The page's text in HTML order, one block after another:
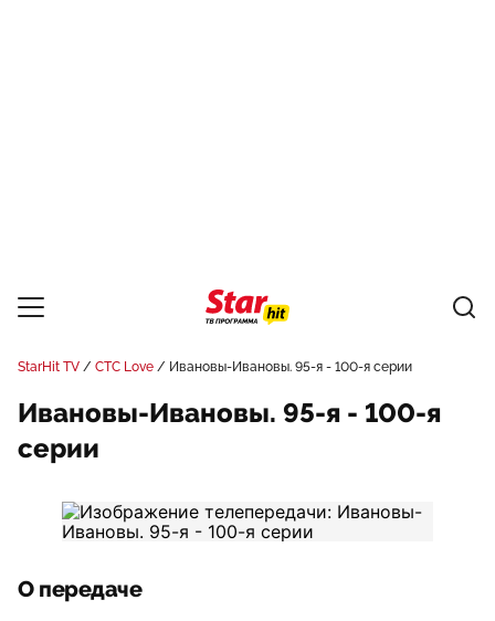
StarHit TV СТС Love Ивановы-Ивановы. 95-я - 100-я серии
Ивановы-Ивановы. 95-я - 100-я
серии
О передаче